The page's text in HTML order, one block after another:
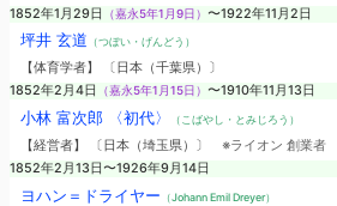
1852年1月29日
（嘉永5年1月9日） 〜1922年11月2日
坪井 玄道 （つぼい・げんどう）
【体育学者】 〔日本（千葉県）〕
1852年2月4日
（嘉永5年1月15日） 〜1910年11月13日
小林 富次郎 〈初代〉 （こばやし・とみじろう）
【経営者】 〔日本（埼玉県）〕 ※ライオン 創業者
1852年2月13日〜1926年9月14日
ヨハン＝ドライヤー （Johann Emil Dreyer）